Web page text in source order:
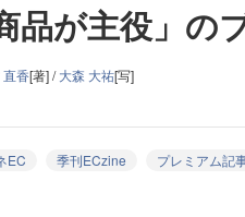
品が主役」の
直香[著] /大森 大祐[写]
EC 季刊ECzine プレミアム記